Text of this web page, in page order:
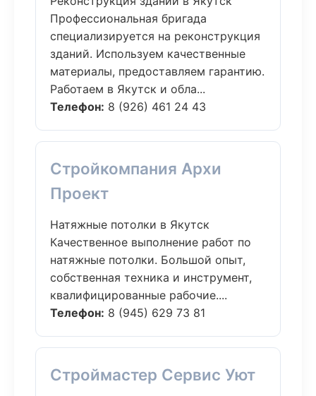
Профессиональная бригада
специализируется на реконструкция
зданий. Используем качественные
материалы, предоставляем гарантию.
Работаем в Якутск и обла...
Телефон: 8 (926) 461 24 43
Стройкомпания Архи
Проект
Натяжные потолки в Якутск
Качественное выполнение работ по
натяжные потолки. Большой опыт,
собственная техника и инструмент,
квалифицированные рабочие....
Телефон: 8 (945) 629 73 81
Строймастер Сервис Уют